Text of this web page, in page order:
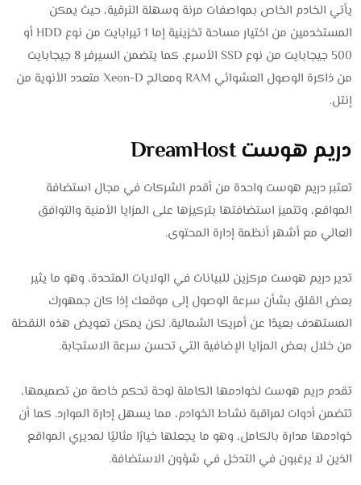
يأتي الخادم الخاص بمواصفات مرنة وسهلة الترقية، حيث يمكن
المستخدمين من اختيار مساحة تخزينية إما 1 تيرابايت من نوع HDD أو
500 جيجابايت من نوع SSD الأسرع. كما يتضمن السيرفر 8 جيجابايت
من ذاكرة الوصول العشوائي RAM ومعالج Xeon-D متعدد الأنوية من
إنتل.
دريم هوست DreamHost
تعتبر دريم هوست واحدة من أقدم الشركات في مجال استضافة
المواقع، وتتميز استضافتها بتركيزها على المزايا الأمنية والتوافق
العالي مع أشهر أنظمة إدارة المحتوى.
تدير دريم هوست مركزين للبيانات في الولايات المتحدة، وهو ما يثير
بعض القلق بشأن سرعة الوصول إلى موقعك إذا كان جمهورك
المستهدف بعيدًا عن أمريكا الشمالية. لكن يمكن تعويض هذه النقطة
من خلال بعض المزايا الإضافية التي تحسن سرعة الاستجابة.
تقدم دريم هوست لخوادمها الكاملة لوحة تحكم خاصة من تصميمها،
تتضمن أدوات لمراقبة نشاط الخوادم، مما يسهل إدارة الموارد. كما أن
خوادمها مدارة بالكامل، وهو ما يجعلها خيارًا مثاليًا لمديري المواقع
الذين لا يرغبون في التدخل في شؤون الاستضافة.